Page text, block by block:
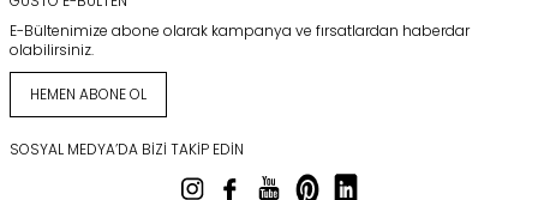
E-Bültenimize abone olarak kampanya ve fırsatlardan haberdar
olabilirsiniz.
HEMEN ABONE OL
SOSYAL MEDYA’DA BIZI TAKIP EDIN